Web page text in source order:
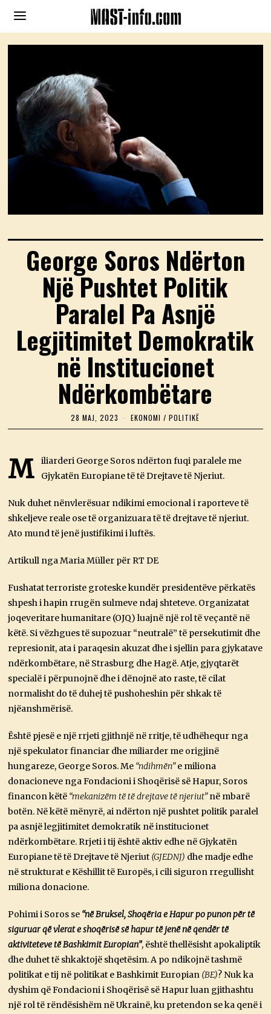
George Soros Ndërton
Një Pushtet Politik
Paralel Pa Asnjë
Legjitimitet Demokratik
në Institucionet
Ndërkombëtare
28 MAJ, 2023
S
R
T
0
2
5
EKONOMI / POLITIKË
M
iliarderi George Soros ndërton fuqi paralele me
Gjykatën Europiane të të Drejtave të Njeriut.
Nuk duhet nënvlerësuar ndikimi emocional i raporteve të
shkeljeve reale ose të organizuara të të drejtave të njeriut.
Ato mund të jenë justifikimi i luftës.
Artikull nga Maria Müller për RT DE
Fushatat terroriste groteske kundër presidentëve përkatës
shpesh i hapin rrugën sulmeve ndaj shteteve. Organizatat
joqeveritare humanitare (OJQ) luajnë një rol të veçantë në
këtë. Si vëzhgues të supozuar “neutralë” të persekutimit dhe
represionit, ata i paraqesin akuzat dhe i sjellin para gjykatave
ndërkombëtare, në Strasburg dhe Hagë. Atje, gjyqtarët
specialë i përpunojnë dhe i dënojnë ato raste, të cilat
normalisht do të duhej të pushoheshin për shkak të
njëanshmërisë.
Është pjesë e një rrjeti gjithnjë në rritje, të udhëhequr nga
një spekulator financiar dhe miliarder me origjinë
hungareze, George Soros. Me “ndihmën”e miliona
donacioneve nga Fondacioni i Shoqërisë së Hapur, Soros
financon këtë “mekanizëm të të drejtave të njeriut”në mbarë
botën. Në këtë mënyrë, ai ndërton një pushtet politik paralel
pa asnjë legjitimitet demokratik në institucionet
ndërkombëtare. Rrjeti i tij është aktiv edhe në Gjykatën
Europiane të të Drejtave të Njeriut (GJEDNJ) dhe madje edhe
në strukturat e Këshillit të Europës, i cili siguron rregullisht
miliona donacione.
Pohimi i Soros se “në Bruksel, Shoqëria e Hapur po punon për të
siguruar që vlerat e shoqërisë së hapur të jenë në qendër të
aktiviteteve të Bashkimit Europian”, është thellësisht apokaliptik
dhe duhet të shkaktojë shqetësim. A po ndikojnë tashmë
politikat e tij në politikat e Bashkimit Europian (BE)? Nuk ka
dyshim që Fondacioni i Shoqërisë së Hapur luan gjithashtu
një rol të rëndësishëm në Ukrainë, ku pretendon se ka qenë i